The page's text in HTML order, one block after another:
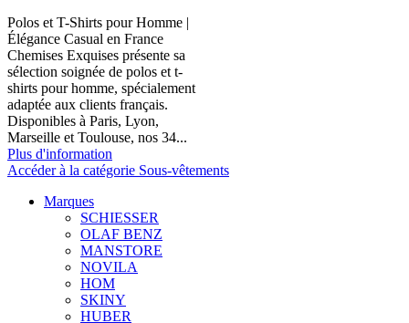
Polos et T-Shirts pour Homme |
Élégance Casual en France
Chemises Exquises présente sa
sélection soignée de polos et t-
shirts pour homme, spécialement
adaptée aux clients français.
Disponibles à Paris, Lyon,
Marseille et Toulouse, nos 34...
Plus d'information
Accéder à la catégorie Sous-vêtements
Marques
SCHIESSER
OLAF BENZ
MANSTORE
NOVILA
HOM
SKINY
HUBER